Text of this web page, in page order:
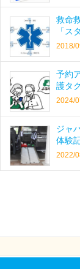
救命
「ス
2018/
予約
護タ
2024/
ジャ
体験
2022/